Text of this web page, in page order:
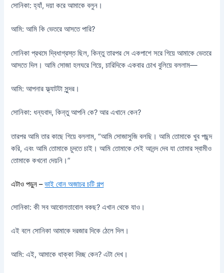
সোনিকা: হ্যাঁ, দয়া করে আমাকে বলুন।
আমি: আমি কি ভেতরে আসতে পারি?
সোনিকা প্রথমে দ্বিধাগ্রস্ত ছিল, কিন্তু তারপর সে একপাশে সরে গিয়ে আমাকে ভেতরে
আসতে দিল। আমি সোজা হলঘরে গিয়ে, চারিদিকে একবার চোখ বুলিয়ে বললাম—
আমি: আপনার ফ্ল্যাটটা সুন্দর।
সোনিকা: ধন্যবাদ, কিন্তু আপনি কে? আর এখানে কেন?
তারপর আমি তার কাছে গিয়ে বললাম, “আমি সোজাসুজি বলছি। আমি তোমাকে খুব পছন্দ
করি, এবং আমি তোমাকে চুদতে চাই। আমি তোমাকে সেই আনন্দ দেব যা তোমার স্বামীও
তোমাকে কখনো দেয়নি।”
এটাও পড়ুন – ভাই বোন অজাচর চটি গল্প
সোনিকা: কী সব আবোলতাবোল বকছ? এখান থেকে যাও।
এই বলে সোনিকা আমাকে দরজার দিকে ঠেলে দিল।
আমি: এই, আমাকে ধাক্কা দিচ্ছ কেন? এটা দেখ।